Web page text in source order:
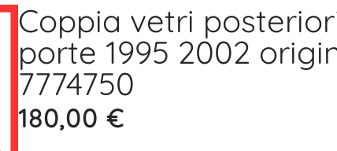
Coppia vetri
porte 1995 2002
7774750
180,00 €